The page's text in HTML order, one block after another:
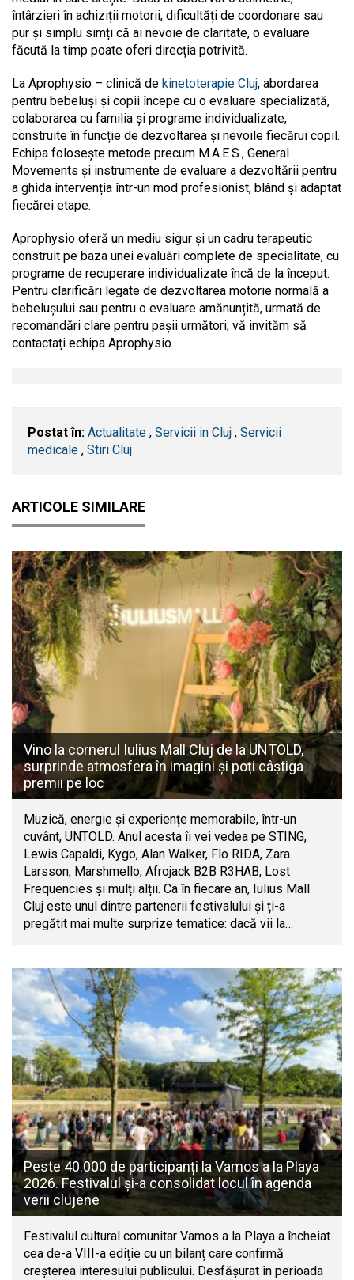
întârzieri în achiziții motorii, dificultăți de coordonare sau
pur și simplu simți că ai nevoie de claritate, o evaluare
făcută la timp poate oferi direcția potrivită.
La Aprophysio – clinică de kinetoterapie Cluj, abordarea
pentru bebeluși și copii începe cu o evaluare specializată,
colaborarea cu familia și programe individualizate,
construite în funcție de dezvoltarea și nevoile fiecărui copil.
Echipa folosește metode precum M.A.E.S., General
Movements și instrumente de evaluare a dezvoltării pentru
a ghida intervenția într-un mod profesionist, blând și adaptat
fiecărei etape.
Aprophysio oferă un mediu sigur și un cadru terapeutic
construit pe baza unei evaluări complete de specialitate, cu
programe de recuperare individualizate încă de la început.
Pentru clarificări legate de dezvoltarea motorie normală a
bebelușului sau pentru o evaluare amănunțită, urmată de
recomandări clare pentru pașii următori, vă invităm să
contactați echipa Aprophysio.
Postat în: Actualitate , Servicii in Cluj , Servicii
medicale , Stiri Cluj
ARTICOLE SIMILARE
Vino la cornerul Iulius Mall Cluj de la UNTOLD,
surprinde atmosfera în imagini și poți câștiga
premii pe loc
Muzică, energie și experiențe memorabile, într-un
cuvânt, UNTOLD. Anul acesta îi vei vedea pe STING,
Lewis Capaldi, Kygo, Alan Walker, Flo RIDA, Zara
Larsson, Marshmello, Afrojack B2B R3HAB, Lost
Frequencies și mulți alții. Ca în fiecare an, Iulius Mall
Cluj este unul dintre partenerii festivalului și ți-a
pregătit mai multe surprize tematice: dacă vii la…
Peste 40.000 de participanți la Vamos a la Playa
2026. Festivalul și-a consolidat locul în agenda
verii clujene
Festivalul cultural comunitar Vamos a la Playa a încheiat
cea de-a VIII-a ediție cu un bilanț care confirmă
creșterea interesului publicului. Desfășurat în perioada